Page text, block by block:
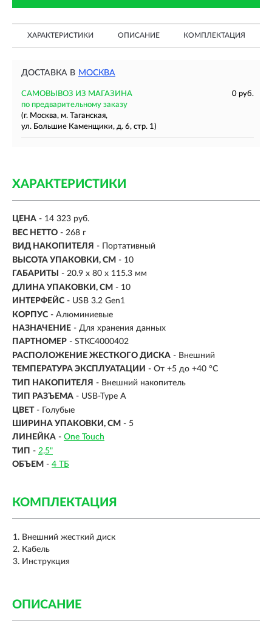
ХАРАКТЕРИСТИКИ ОПИСАНИЕ КОМПЛЕКТАЦИЯ
ДОСТАВКА В МОСКВА
САМОВЫВОЗ ИЗ МАГАЗИНА
0 руб.
по предварительному заказу
(г. Москва, м. Таганская,
ул. Большие Каменщики, д. 6, стр. 1)
ХАРАКТЕРИСТИКИ
ЦЕНА - 14 323 руб.
ВЕС НЕТТО - 268 г
ВИД НАКОПИТЕЛЯ - Портативный
ВЫСОТА УПАКОВКИ, СМ - 10
ГАБАРИТЫ
- 20.9 x 80 x 115.3 мм
ДЛИНА УПАКОВКИ, СМ - 10
ИНТЕРФЕЙС - USB 3.2 Gen1
КОРПУС - Алюминиевые
НАЗНАЧЕНИЕ - Для хранения данных
ПАРТНОМЕР - STKC4000402
РАСПОЛОЖЕНИЕ ЖЕСТКОГО ДИСКА - Внешний
ТЕМПЕРАТУРА ЭКСПЛУАТАЦИИ - От +5 до +40 °C
ТИП НАКОПИТЕЛЯ - Внешний накопитель
ТИП РАЗЪЕМА - USB-Type A
ЦВЕТ - Голубые
ШИРИНА УПАКОВКИ, СМ - 5
ЛИНЕЙКА - One Touch
ТИП - 2,5"
ОБЪЕМ - 4 ТБ
КОМПЛЕКТАЦИЯ
Внешний жесткий диск
Кабель
Инструкция
ОПИСАНИЕ